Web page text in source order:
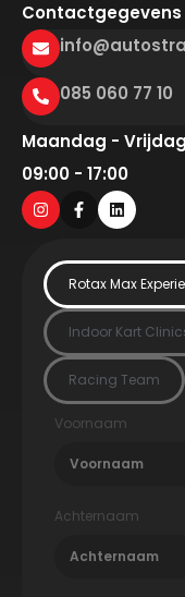
Contactgegevens
085 060 77 10
Maandag - Vrijdag
09:00 - 17:00
Rotax Max
Indoor Kart
Racing Team
Voornaam
Achternaam